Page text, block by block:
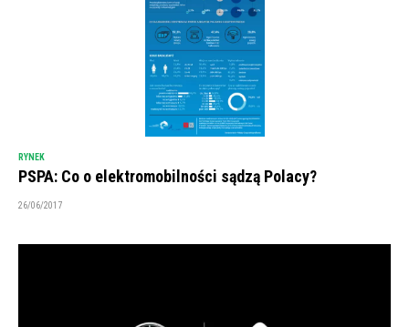
RYNEK
PSPA: Co o elektromobilności sądzą Polacy?
26/06/2017